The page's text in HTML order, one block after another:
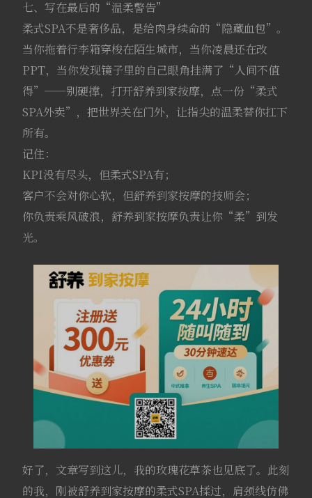
七、写在最后的“温柔警告”
柔式SPA不是奢侈品，是给肉身续命的“隐藏血包”。
当你拖着行李箱穿梭在陌生城市，当你凌晨还在改
PPT，当你发现镜子里的自己眼角挂满了“人间不值
得”——别硬撑，打开舒养到家按摩，点一份“柔式
SPA外卖”，把世界关在门外，让指尖的温柔替你扛下
所有。
记住：
KPI没有尽头，但柔式SPA有；
客户不会对你心软，但舒养到家按摩的技师会；
你负责乘风破浪，舒养到家按摩负责让你“柔”到发
光。
好了，文章写到这儿，我的玫瑰花草茶也见底了。此刻
的我，刚被舒养到家按摩的柔式SPA揉过，肩颈线仿佛